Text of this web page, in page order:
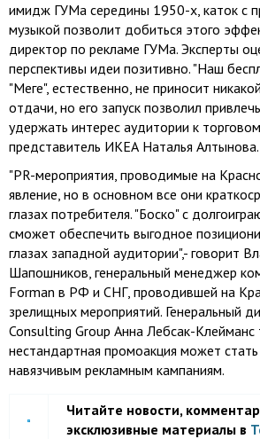
имидж ГУМа середины 1950-х, каток с
музыкой позволит добиться этого
директор по рекламе ГУМа. Эксперты
перспективы идеи позитивно. "Наш
"Меге", естественно, не приносит
отдачи, но его запуск позволил
удержать интерес аудитории к
представитель ИКЕА Наталья Алтынова.
"PR-мероприятия, проводимые на
явление, но в основном все они
глазах потребителя. "Боско" с
сможет обеспечить выгодное
глазах западной аудитории",- говорит
Шапошников, генеральный менеджер
Forman в РФ и СНГ, проводившей на
зрелищных мероприятий. Генеральный
Consulting Group Анна Лебсак-Клейманс
нестандартная промоакция может
навязчивым рекламным кампаниям.
Читайте новости,
эксклюзивные материалы в